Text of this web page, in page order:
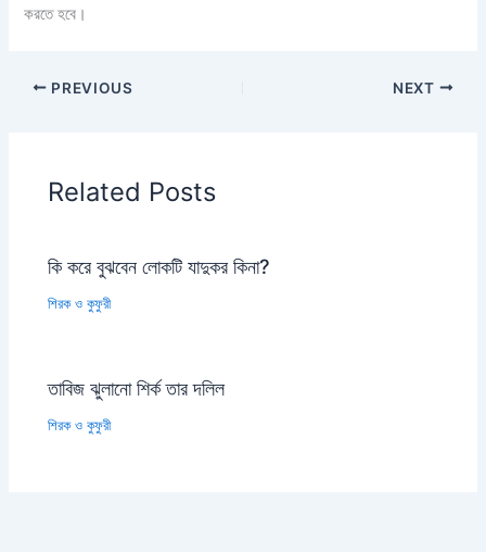
করতে হবে।
PREVIOUS NEXT
Related Posts
কি করে বুঝবেন লোকটি যাদুকর কিনা?
শিরক ও কুফুরী
তাবিজ ঝুলানো শির্ক তার দলিল
শিরক ও কুফুরী